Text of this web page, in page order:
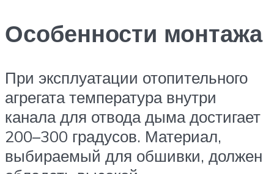
Особенности монтажа
При эксплуатации отопительного
агрегата температура внутри
канала для отвода дыма достигает
200–300 градусов. Материал,
выбираемый для обшивки, должен